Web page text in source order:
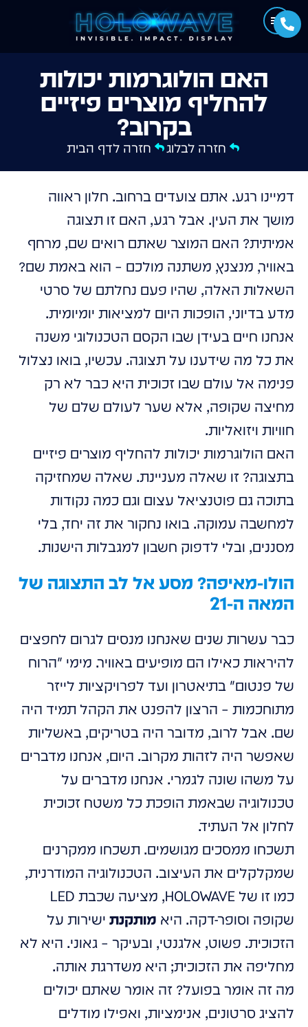
האם הולוגרמות יכולות
להחליף מוצרים פיזיים
בקרוב?
חזרה לבלוג חזרה לדף הבית
דמיינו רגע. אתם צועדים ברחוב. חלון ראווה
מושך את העין. אבל רגע, האם זו תצוגה
אמיתית? האם המוצר שאתם רואים שם, מרחף
באוויר, מנצנץ, משתנה מולכם – הוא באמת שם?
השאלות האלה, שהיו פעם נחלתם של סרטי
מדע בדיוני, הופכות היום למציאות יומיומית.
אנחנו חיים בעידן שבו הקסם הטכנולוגי משנה
את כל מה שידענו על תצוגה. עכשיו, בואו נצלול
פנימה אל עולם שבו זכוכית היא כבר לא רק
מחיצה שקופה, אלא שער לעולם שלם של
חוויות ויזואליות.
האם הולוגרמות יכולות להחליף מוצרים פיזיים
בתצוגה? זו שאלה מעניינת. שאלה שמחזיקה
בתוכה גם פוטנציאל עצום וגם כמה נקודות
למחשבה עמוקה. בואו נחקור את זה יחד, בלי
מסננים, ובלי לדפוק חשבון למגבלות הישנות.
הולו-מאיפה? מסע אל לב התצוגה של
המאה ה-21
כבר עשרות שנים שאנחנו מנסים לגרום לחפצים
להיראות כאילו הם מופיעים באוויר. מימי "הרוח
של פנטום" בתיאטרון ועד לפרויקציות לייזר
מתוחכמות – הרצון להפנט את הקהל תמיד היה
שם. אבל לרוב, מדובר היה בטריקים, באשליות
שאפשר היה לזהות מקרוב. היום, אנחנו מדברים
על משהו שונה לגמרי. אנחנו מדברים על
טכנולוגיה שבאמת הופכת כל משטח זכוכית
לחלון אל העתיד.
תשכחו ממסכים מגושמים. תשכחו ממקרנים
שמקלקלים את העיצוב. הטכנולוגיה המודרנית,
כמו זו של HOLOWAVE, מציעה שכבת LED
שקופה וסופר-דקה. היא מותקנת ישירות על
הזכוכית. פשוט, אלגנטי, ובעיקר – גאוני. היא לא
מחליפה את הזכוכית; היא משדרגת אותה.
מה זה אומר בפועל? זה אומר שאתם יכולים
להציג סרטונים, אנימציות, ואפילו מודלים